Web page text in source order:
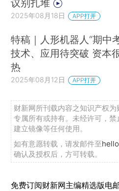
议别扎堆
2025年08月18日 APP打开
特稿｜人形机器人“期中考
技术、应用待突破 资本
热
2025年08月12日 APP打开
财新网所刊载内容之知识产权
专属所有或持有。未经许可，
建立镜像等任何使用。
如有意愿转载，请发邮件至
确认及授权后，方可转载。
免费订阅财新网主编精选版电